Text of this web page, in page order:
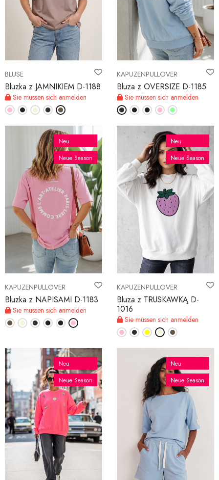
BLUSE
Bluzka z JAMNIKIEM D-1188
Sie müssen sich anmelden
KAPUZENPULLOVER
Bluza z OVERSIZE D-1185
Sie müssen sich anmelden
KAPUZENPULLOVER
Bluzka z NAPISAMI D-1183
Sie müssen sich anmelden
Neu
Neue Season
KAPUZENPULLOVER
Bluza z TRUSKAWKĄ D-
1016
Sie müssen sich anmelden
Neu
Neue Season
Neu
Neue Season
Neu
Neue Season